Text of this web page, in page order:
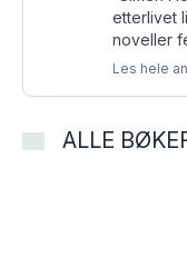
etterlivet
noveller
flere
Les hele
ALLE